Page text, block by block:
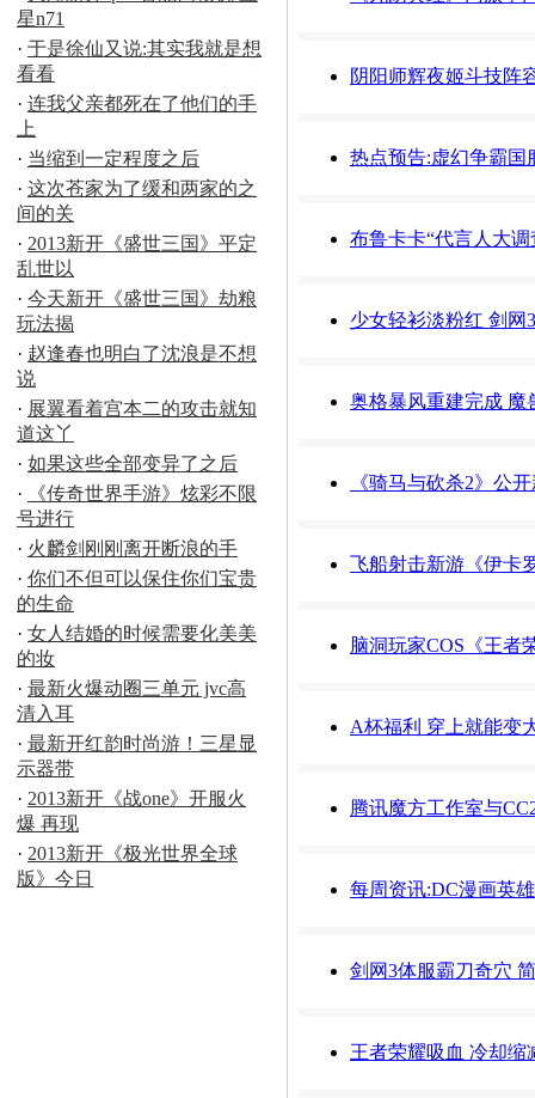
星n71
· 于是徐仙又说:其实我就是想
看看
· 连我父亲都死在了他们的手
上
· 当缩到一定程度之后
· 这次苍家为了缓和两家的之
间的关
· 2013新开《盛世三国》平定
乱世以
· 今天新开《盛世三国》劫粮
玩法揭
· 赵逢春也明白了沈浪是不想
说
· 展翼看着宫本二的攻击就知
道这丫
· 如果这些全部变异了之后
·
《传奇世界手游》炫彩不限
号进行
· 火麟剑刚刚离开断浪的手
· 你们不但可以保住你们宝贵
的生命
· 女人结婚的时候需要化美美
的妆
· 最新火爆动圈三单元 jvc高
清入耳
· 最新开红韵时尚游！三星显
示器带
· 2013新开《战one》开服火
爆 再现
· 2013新开《极光世界全球
版》今日
阴阳师辉夜姬斗技阵
热点预告:虚幻争霸国
布鲁卡卡“代言人大
少女轻衫淡粉红 剑网
奥格暴风重建完成 魔
《骑马与砍杀2》公
飞船射击新游《伊卡
脑洞玩家COS《王者
A杯福利 穿上就能变
腾讯魔方工作室与
每周资讯:DC漫画英
剑网3体服霸刀奇穴
王者荣耀吸血 冷却缩